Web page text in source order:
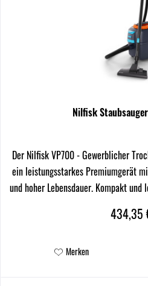
Nilfisk
Der Nilfisk VP700 - Gewerblicher
ein leistungsstarkes Premiumgerät
und hoher Lebensdauer. Kompakt
434,35
Merken